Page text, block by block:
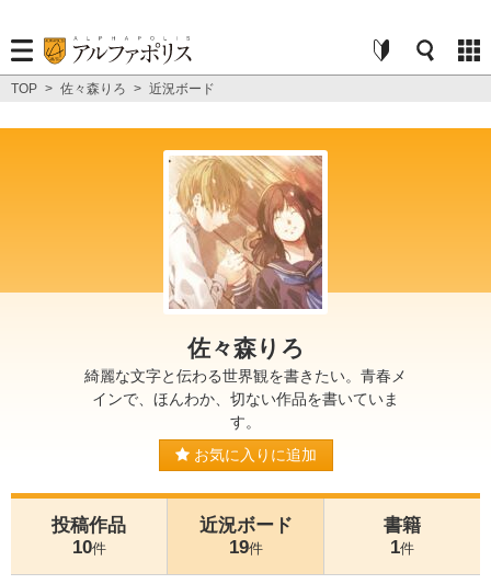
TOP > 佐々森りろ > 近況ボード
佐々森りろ
綺麗な文字と伝わる世界観を書きたい。青春メ
インで、ほんわか、切ない作品を書いていま
す。
お気に入りに追加
投稿作品
10件
近況ボード
19件
書籍
1件